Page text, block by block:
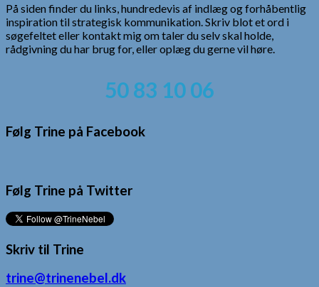
På siden finder du links, hundredevis af indlæg og forhåbentlig
inspiration til strategisk kommunikation. Skriv blot et ord i
søgefeltet eller kontakt mig om taler du selv skal holde,
rådgivning du har brug for, eller oplæg du gerne vil høre.
50 83 10 06
Følg Trine på Facebook
Følg Trine på Twitter
Skriv til Trine
trine@trinenebel.dk